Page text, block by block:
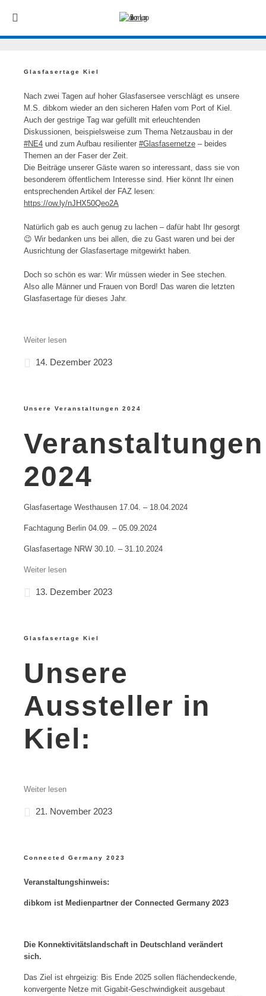
Glasfasertage Kiel
Nach zwei Tagen auf hoher Glasfasersee verschlägt es unsere
M.S. dibkom wieder an den sicheren Hafen vom Port of Kiel.
Auch der gestrige Tag war gefüllt mit erleuchtenden
Diskussionen, beispielsweise zum Thema Netzausbau in der
#NE4 und zum Aufbau resilienter #Glasfasernetze – beides
Themen an der Faser der Zeit.
Die Beiträge unserer Gäste waren so interessant, dass sie von
besonderem öffentlichem Interesse sind. Hier könnt Ihr einen
entsprechenden Artikel der FAZ lesen:
https://ow.ly/nJHX50Qeo2A
Natürlich gab es auch genug zu lachen – dafür habt Ihr gesorgt
😉 Wir bedanken uns bei allen, die zu Gast waren und bei der
Ausrichtung der Glasfasertage mitgewirkt haben.
Doch so schön es war: Wir müssen wieder in See stechen.
Also alle Männer und Frauen von Bord! Das waren die letzten
Glasfasertage für dieses Jahr.
Weiter lesen
14. Dezember 2023
Unsere Veranstaltungen 2024
Veranstaltungen
2024
Glasfasertage Westhausen 17.04. – 18.04.2024
Fachtagung Berlin 04.09. – 05.09.2024
Glasfasertage NRW 30.10. – 31.10.2024
Weiter lesen
13. Dezember 2023
Glasfasertage Kiel
Unsere
Aussteller in
Kiel:
Weiter lesen
21. November 2023
Connected Germany 2023
Veranstaltungshinweis:
dibkom ist Medienpartner der Connected Germany 2023
Die Konnektivitätslandschaft in Deutschland verändert
sich.
Das Ziel ist ehrgeizig: Bis Ende 2025 sollen flächendeckende,
konvergente Netze mit Gigabit-Geschwindigkeit ausgebaut